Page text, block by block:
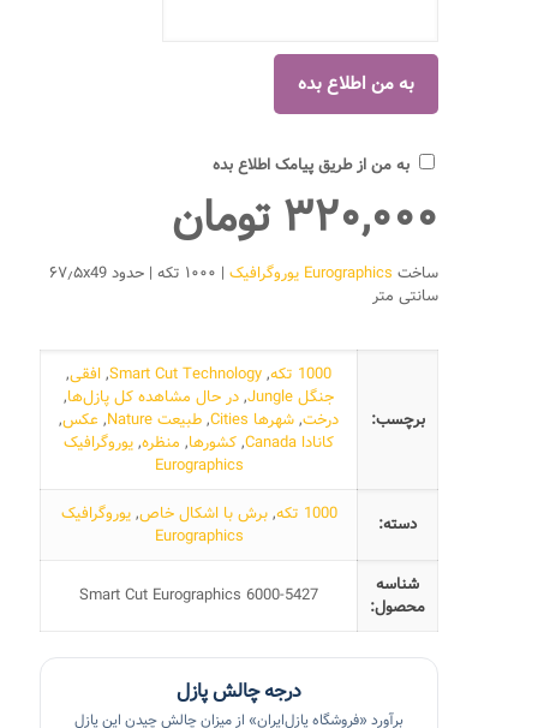
به من از طریق پیامک اطلاع بده
۳۲۰,۰۰۰ تومان
ساخت Eurographics یوروگرافیک
| ۱۰۰۰ تکه | حدود ۶۷٫۵x49
سانتی متر
برچسب:
1000 تکه ,
Smart Cut Technology
,افقی,
جنگل Jungle
,در حال مشاهده کل پازل‌ها,
درخت,شهرها Cities ,طبیعت Nature , عکس,
کانادا Canada
,کشورها, منظره,یوروگرافیک
Eurographics
دسته: 1000 تکه ,برش با اشکال خاص,یوروگرافیک
Eurographics
شناسه
محصول:
Smart Cut Eurographics 6000-5427
درجه چالش پازل
برآورد «فروشگاه پازل‌ایران» از میزان چالش چیدن این پازل